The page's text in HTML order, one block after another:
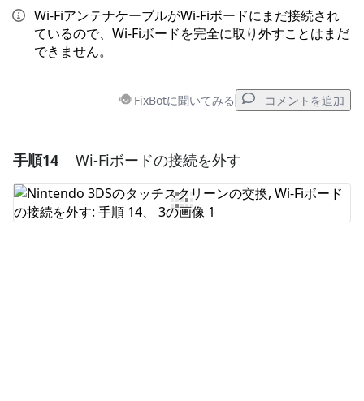
Wi-FiアンテナケーブルがWi-Fiボードにまだ接続され
ているので、Wi-Fiボードを完全に取り外すことはまだ
できません。
FixBotに聞いてみる コメントを追加
コメントを追加
コメントを追加
手順14 Wi-Fiボードの接続を外す